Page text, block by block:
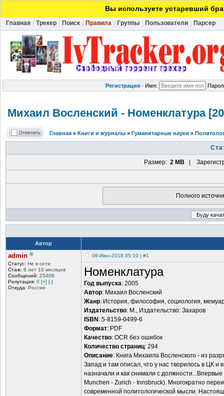
Вы используете устаревший
Главная Трекер Поиск Правила Группы Пользователи Парсер
Регистрация · Имя:
Михаил Восленский - Номенклатура
Главная » Книги и журналы » Гуманитарные науки »
Размер: 2 MB |
Полного
Автор
admin ®
Статус: Не в сети
Стаж: 8 лет 10 месяцев
Сообщений: 25408
Репутация: 0 [+] [-]
Откуда: Россия
06-Июн-2018 05:10 | #1
Номенклатура
Год выпуска: 2005
Автор: Михаил Восленский
Жанр: История, философия, социология,
Издательство: М., Издательство: Захаров
ISBN : 5-8159-0499-6
Формат: PDF
Качество: OCR без ошибок
Количество страниц: 294
Описание: Книга Михаила Восленского - из
Запад и там описал, что у нас творилось в ЦК и
назначали и как снимали с
Munchen - Zurich - Innsbruck). Многократно
современной политологической мысли.